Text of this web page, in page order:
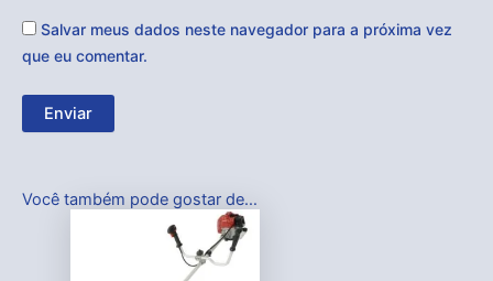
Salvar meus dados neste navegador para a próxima vez
que eu comentar.
Você também pode gostar de…